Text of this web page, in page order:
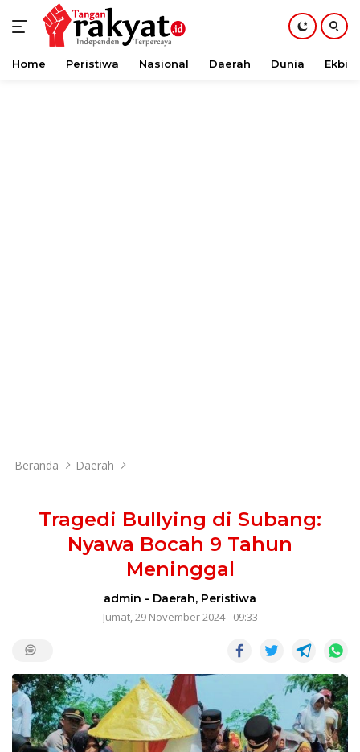
Langsung
Home Peristiwa Nasional Daerah Dunia Ekbis
Beranda Daerah
Tragedi Bullying di Subang:
Nyawa Bocah 9 Tahun
Meninggal
admin - Daerah, Peristiwa
Jumat, 29 November 2024 - 09:33